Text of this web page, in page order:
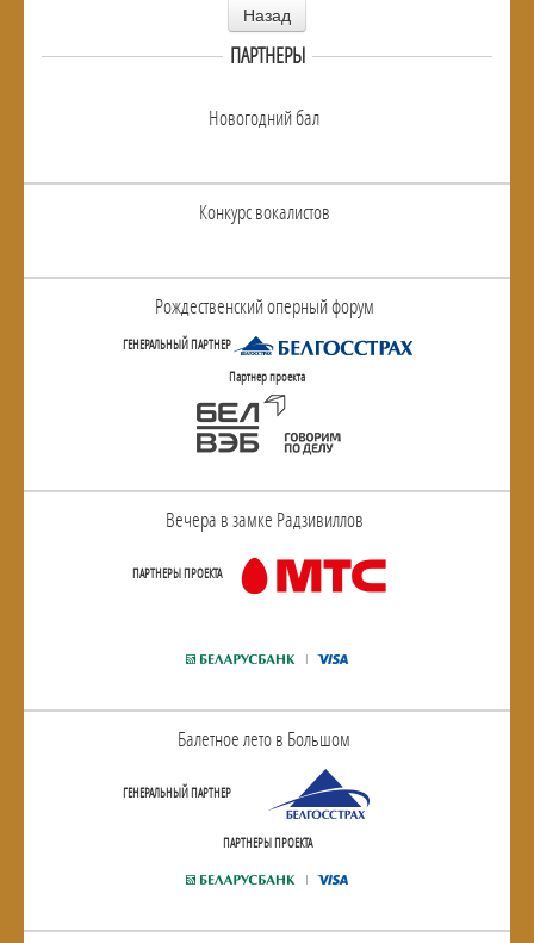
Назад
ПАРТНЕРЫ
Новогодний бал
Конкурс вокалистов
Рождественский оперный форум
ГЕНЕРАЛЬНЫЙ ПАРТНЕР
Партнер проекта
Вечера в замке Радзивиллов
ПАРТНЕРЫ ПРОЕКТА
Балетное лето в Большом
ГЕНЕРАЛЬНЫЙ ПАРТНЕР
ПАРТНЕРЫ ПРОЕКТА